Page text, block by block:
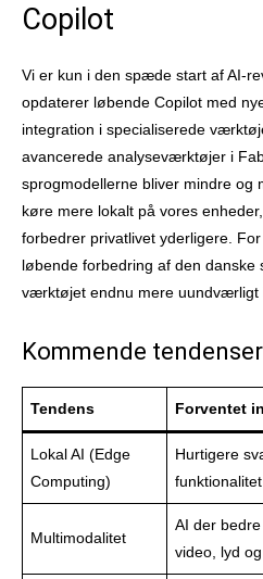
Copilot
Vi er kun i den spæde start af AI-
opdaterer løbende Copilot med
integration i specialiserede
avancerede analyseværktøjer i
sprogmodellerne bliver mindre og
køre mere lokalt på vores
forbedrer privatlivet yderligere.
løbende forbedring af den danske
værktøjet endnu mere uundværligt
Kommende
Tendens Forventet
Lokal AI (Edge
Computing)
Hurtigere
funktionalitet
Multimodalitet
AI der
video, lyd